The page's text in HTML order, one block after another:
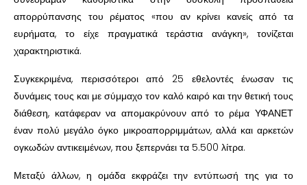
απορρύπανσης του ρέματος «που αν κρίνει κανείς από τα
ευρήματα, το είχε πραγματικά τεράστια ανάγκη», τονίζεται
χαρακτηριστικά.
Συγκεκριμένα, περισσότεροι από 25 εθελοντές ένωσαν τις
δυνάμεις τους και με σύμμαχο τον καλό καιρό και την θετική τους
διάθεση, κατάφεραν να απομακρύνουν από το ρέμα ΥΦΑΝΕΤ
έναν πολύ μεγάλο όγκο μικροαπορριμμάτων, αλλά και αρκετών
ογκωδών αντικειμένων, που ξεπερνάει τα 5.500 λίτρα.
Μεταξύ άλλων, η ομάδα εκφράζει την εντύπωσή της για το